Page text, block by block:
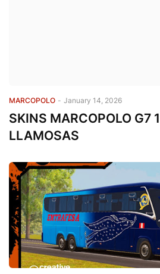
MARCOPOLO - January 14, 2026
SKINS MARCOPOLO G7
LLAMOSAS